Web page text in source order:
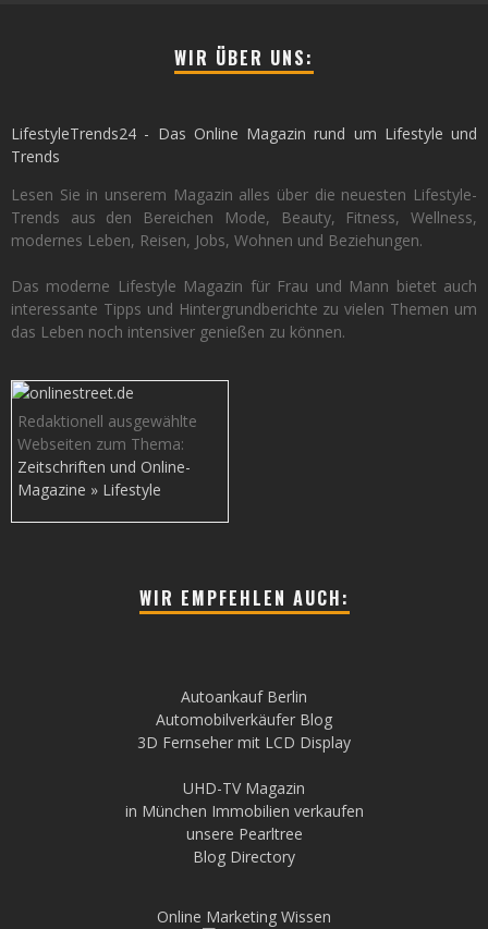
WIR ÜBER UNS:
LifestyleTrends24 - Das Online Magazin rund um Lifestyle und
Trends
Lesen Sie in unserem Magazin alles über die neuesten Lifestyle-
Trends aus den Bereichen Mode, Beauty, Fitness, Wellness,
modernes Leben, Reisen, Jobs, Wohnen und Beziehungen.
Das moderne Lifestyle Magazin für Frau und Mann bietet auch
interessante Tipps und Hintergrundberichte zu vielen Themen um
das Leben noch intensiver genießen zu können.
Redaktionell ausgewählte
Webseiten zum Thema:
Zeitschriften und Online-
Magazine » Lifestyle
WIR EMPFEHLEN AUCH:
Autoankauf Berlin
Automobilverkäufer Blog
3D Fernseher mit LCD Display
UHD-TV Magazin
in München Immobilien verkaufen
unsere Pearltree
Blog Directory
Online Marketing Wissen